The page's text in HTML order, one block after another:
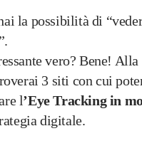
la possibilità di
vero? Bene!
3 siti con cui
l’Eye Tracking in
digitale.